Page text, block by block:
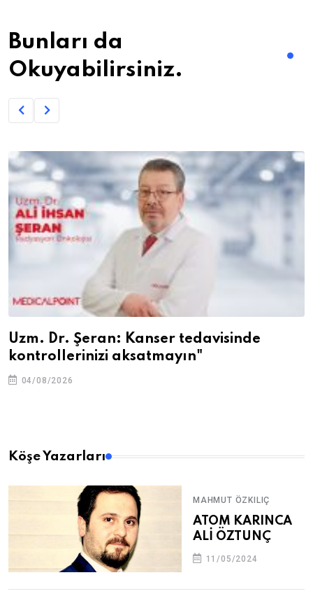
Bunları da
Okuyabilirsiniz.
Uzm. Dr. Şeran: Kanser tedavisinde
kontrollerinizi aksatmayın"
04/08/2026
Köşe Yazarları
MAHMUT ÖZKILIÇ
ATOM KARINCA
ALİ ÖZTUNÇ
11/05/2024